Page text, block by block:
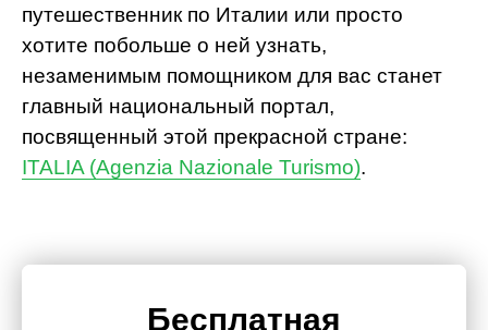
путешественник по Италии или просто
хотите побольше о ней узнать,
незаменимым помощником для вас станет
главный национальный портал,
посвященный этой прекрасной стране:
ITALIA (Agenzia Nazionale Turismo).
Бесплатная